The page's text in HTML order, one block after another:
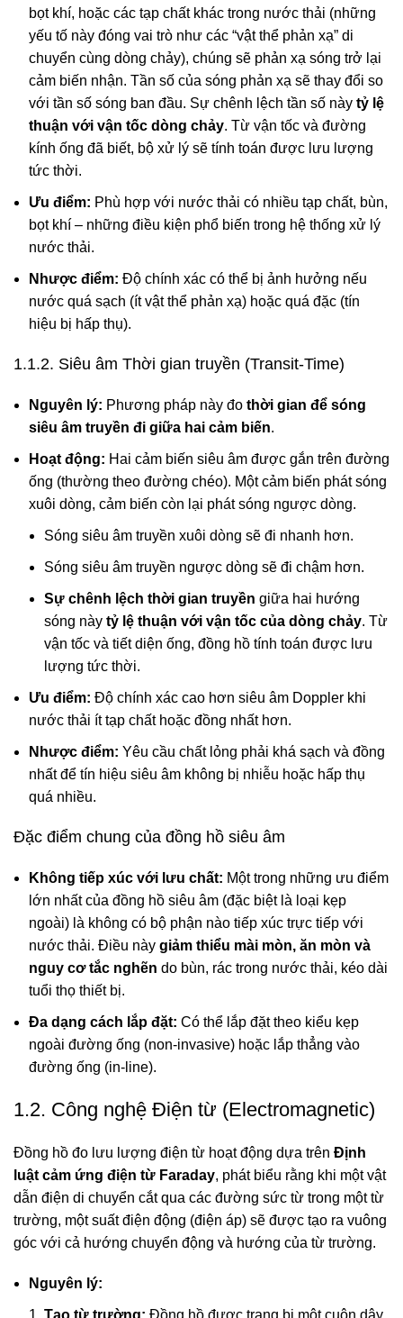
bọt khí, hoặc các tạp chất khác trong nước thải (những
yếu tố này đóng vai trò như các “vật thể phản xạ” di
chuyển cùng dòng chảy), chúng sẽ phản xạ sóng trở lại
cảm biến nhận. Tần số của sóng phản xạ sẽ thay đổi so
với tần số sóng ban đầu. Sự chênh lệch tần số này tỷ lệ
thuận với vận tốc dòng chảy. Từ vận tốc và đường
kính ống đã biết, bộ xử lý sẽ tính toán được lưu lượng
tức thời.
Ưu điểm: Phù hợp với nước thải có nhiều tạp chất, bùn,
bọt khí – những điều kiện phổ biến trong hệ thống xử lý
nước thải.
Nhược điểm: Độ chính xác có thể bị ảnh hưởng nếu
nước quá sạch (ít vật thể phản xạ) hoặc quá đặc (tín
hiệu bị hấp thụ).
1.1.2. Siêu âm Thời gian truyền (Transit-Time)
Nguyên lý: Phương pháp này đo thời gian để sóng
siêu âm truyền đi giữa hai cảm biến.
Hoạt động: Hai cảm biến siêu âm được gắn trên đường
ống (thường theo đường chéo). Một cảm biến phát sóng
xuôi dòng, cảm biến còn lại phát sóng ngược dòng.
Sóng siêu âm truyền xuôi dòng sẽ đi nhanh hơn.
Sóng siêu âm truyền ngược dòng sẽ đi chậm hơn.
Sự chênh lệch thời gian truyền giữa hai hướng
sóng này tỷ lệ thuận với vận tốc của dòng chảy. Từ
vận tốc và tiết diện ống, đồng hồ tính toán được lưu
lượng tức thời.
Ưu điểm: Độ chính xác cao hơn siêu âm Doppler khi
nước thải ít tạp chất hoặc đồng nhất hơn.
Nhược điểm: Yêu cầu chất lỏng phải khá sạch và đồng
nhất để tín hiệu siêu âm không bị nhiễu hoặc hấp thụ
quá nhiều.
Đặc điểm chung của đồng hồ siêu âm
Không tiếp xúc với lưu chất: Một trong những ưu điểm
lớn nhất của đồng hồ siêu âm (đặc biệt là loại kẹp
ngoài) là không có bộ phận nào tiếp xúc trực tiếp với
nước thải. Điều này giảm thiểu mài mòn, ăn mòn và
nguy cơ tắc nghẽn do bùn, rác trong nước thải, kéo dài
tuổi thọ thiết bị.
Đa dạng cách lắp đặt: Có thể lắp đặt theo kiểu kẹp
ngoài đường ống (non-invasive) hoặc lắp thẳng vào
đường ống (in-line).
1.2. Công nghệ Điện từ (Electromagnetic)
Đồng hồ đo lưu lượng điện từ hoạt động dựa trên Định
luật cảm ứng điện từ Faraday, phát biểu rằng khi một vật
dẫn điện di chuyển cắt qua các đường sức từ trong một từ
trường, một suất điện động (điện áp) sẽ được tạo ra vuông
góc với cả hướng chuyển động và hướng của từ trường.
Nguyên lý:
Tạo từ trường: Đồng hồ được trang bị một cuộn dây